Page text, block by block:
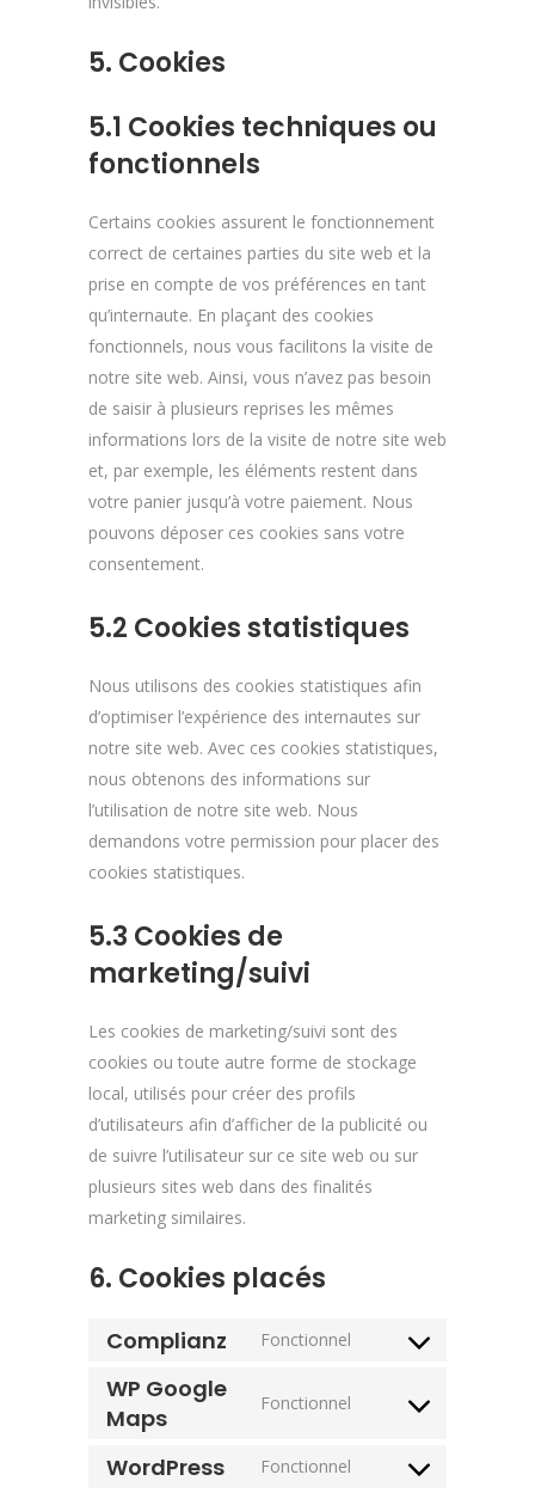
5. Cookies
5.1 Cookies techniques ou
fonctionnels
Certains cookies assurent le fonctionnement
correct de certaines parties du site web et la
prise en compte de vos préférences en tant
qu’internaute. En plaçant des cookies
fonctionnels, nous vous facilitons la visite de
notre site web. Ainsi, vous n’avez pas besoin
de saisir à plusieurs reprises les mêmes
informations lors de la visite de notre site web
et, par exemple, les éléments restent dans
votre panier jusqu’à votre paiement. Nous
pouvons déposer ces cookies sans votre
consentement.
5.2 Cookies statistiques
Nous utilisons des cookies statistiques afin
d’optimiser l’expérience des internautes sur
notre site web. Avec ces cookies statistiques,
nous obtenons des informations sur
l’utilisation de notre site web. Nous
demandons votre permission pour placer des
cookies statistiques.
5.3 Cookies de
marketing/suivi
Les cookies de marketing/suivi sont des
cookies ou toute autre forme de stockage
local, utilisés pour créer des profils
d’utilisateurs afin d’afficher de la publicité ou
de suivre l’utilisateur sur ce site web ou sur
plusieurs sites web dans des finalités
marketing similaires.
6. Cookies placés
Complianz Fonctionnel
Consent
service
WP Google
Maps
Fonctionnel
Consent
service
WordPress Fonctionnel
Consent